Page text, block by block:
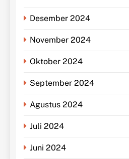
Desember 2024
November 2024
Oktober 2024
September 2024
Agustus 2024
Juli 2024
Juni 2024